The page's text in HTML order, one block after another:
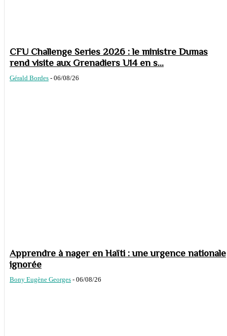
CFU Challenge Series 2026 : le ministre Dumas
rend visite aux Grenadiers U14 en s...
Gérald Bordes - 06/08/26
Apprendre à nager en Haïti : une urgence nationale
ignorée
Bony Eugène Georges - 06/08/26